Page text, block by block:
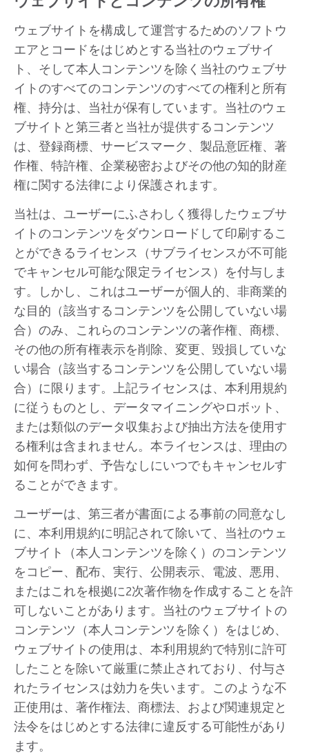
ウェブサイトを構成して運営するためのソフトウ
エアとコードをはじめとする当社のウェブサイ
ト、そして本人コンテンツを除く当社のウェブサ
イトのすべてのコンテンツのすべての権利と所有
権、持分は、当社が保有しています。当社のウェ
ブサイトと第三者と当社が提供するコンテンツ
は、登録商標、サービスマーク、製品意匠権、著
作権、特許権、企業秘密およびその他の知的財産
権に関する法律により保護されます。
当社は、ユーザーにふさわしく獲得したウェブサ
イトのコンテンツをダウンロードして印刷するこ
とができるライセンス（サブライセンスが不可能
でキャンセル可能な限定ライセンス）を付与しま
す。しかし、これはユーザーが個人的、非商業的
な目的（該当するコンテンツを公開していない場
合）のみ、これらのコンテンツの著作権、商標、
その他の所有権表示を削除、変更、毀損していな
い場合（該当するコンテンツを公開していない場
合）に限ります。上記ライセンスは、本利用規約
に従うものとし、データマイニングやロボット、
または類似のデータ収集および抽出方法を使用す
る権利は含まれません。本ライセンスは、理由の
如何を問わず、予告なしにいつでもキャンセルす
ることができます。
ユーザーは、第三者が書面による事前の同意なし
に、本利用規約に明記されて除いて、当社のウェ
ブサイト（本人コンテンツを除く）のコンテンツ
をコピー、配布、実行、公開表示、電波、悪用、
またはこれを根拠に2次著作物を作成することを許
可しないことがあります。当社のウェブサイトの
コンテンツ（本人コンテンツを除く）をはじめ、
ウェブサイトの使用は、本利用規約で特別に許可
したことを除いて厳重に禁止されており、付与さ
れたライセンスは効力を失います。このような不
正使用は、著作権法、商標法、および関連規定と
法令をはじめとする法律に違反する可能性があり
ます。